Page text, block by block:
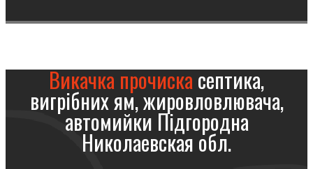
Викачка прочискасептика,
вигрібних ям, жировловлювача,
автомийки Підгородна
Николаевская обл.